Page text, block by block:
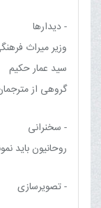
- دیدارها
وزیر میراث
سید عمار حکیم
گروهی از
- سخنرانی
روحانیون باید
- تصویرسازی